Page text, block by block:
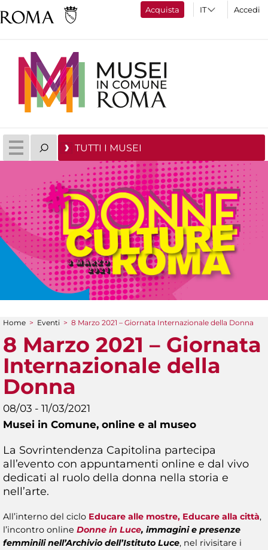
Acquista Accedi
TUTTI I MUSEI
Tu sei qui
Home > Eventi > 8 Marzo 2021 – Giornata Internazionale della Donna
8 Marzo 2021 – Giornata
Internazionale della
Donna
08/03 - 11/03/2021
Musei in Comune, online e al museo
La Sovrintendenza Capitolina partecipa
all’evento con appuntamenti online e dal vivo
dedicati al ruolo della donna nella storia e
nell’arte.
All’interno del ciclo Educare alle mostre, Educare alla città,
l’incontro online Donne in Luce, immagini e presenze
femminili nell’Archivio dell’Istituto Luce, nel rivisitare i